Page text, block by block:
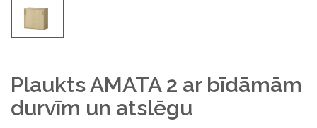
Plaukts AMATA 2 ar bīdāmām
durvīm un atslēgu